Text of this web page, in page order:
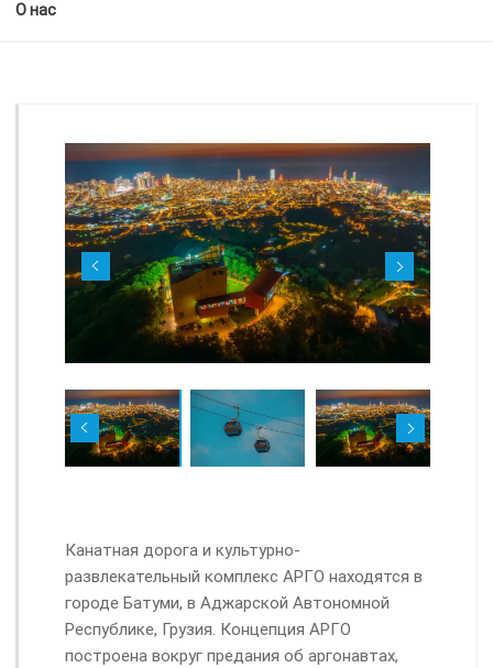
О нас
Канатная дорога и культурно-
развлекательный комплекс АРГО находятся в
городе Батуми, в Аджарской Автономной
Республике, Грузия. Концепция АРГО
построена вокруг предания об аргонавтах,